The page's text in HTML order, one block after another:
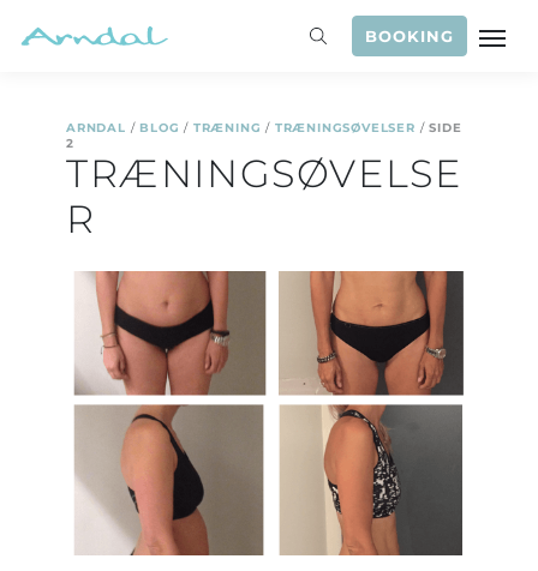
BOOKING
ARNDAL / BLOG / TRÆNING / TRÆNINGSØVELSER /SIDE
2
TRÆNINGSØVELSE
R